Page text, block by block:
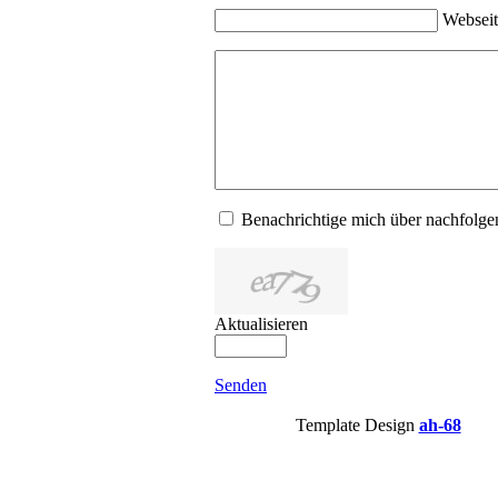
Benachrichtige mich über
Aktualisieren
Senden
Template Design ah-68